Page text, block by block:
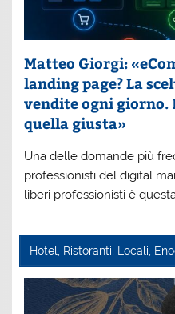
Matteo Giorgi:
landing page? La
vendite ogni giorno.
quella giusta»
Una delle domande più
professionisti del digital
liberi professionisti è
Hotel, Ristoranti, Locali,